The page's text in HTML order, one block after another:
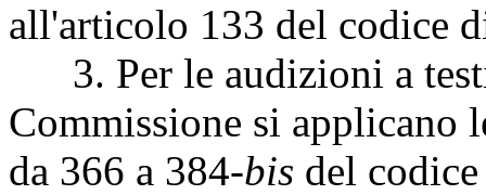
all'articolo 133 del codice
3. Per le audizioni a
Commissione si
da 366 a 384-bis del